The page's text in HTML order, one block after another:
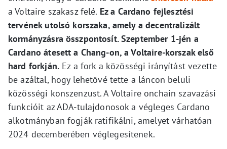
a Voltaire szakasz felé. Ez a Cardano fejlesztési
tervének utolsó korszaka, amely a decentralizált
kormányzásra összpontosít. Szeptember 1-jén a
Cardano átesett a Chang-on, a Voltaire-korszak első
hard forkján.Ez a fork a közösségi irányítást vezette
be azáltal, hogy lehetővé tette a láncon belüli
közösségi konszenzust. A Voltaire onchain szavazási
funkcióit az ADA-tulajdonosok a végleges Cardano
alkotmányban fogják ratifikálni, amelyet várhatóan
2024 decemberében véglegesítenek.